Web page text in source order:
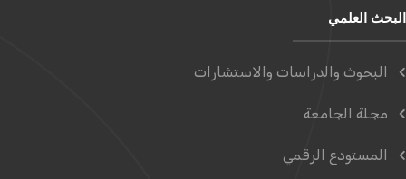
البحث العلمي
البحوث والدراسات والاستشارات
مجلة الجامعة
المستودع الرقمي